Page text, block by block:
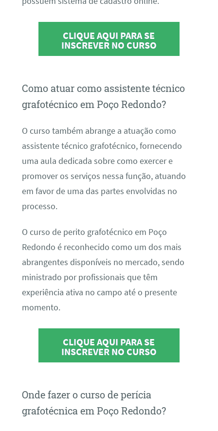
CLIQUE AQUI PARA SE
INSCREVER NO CURSO
Como atuar como assistente técnico
grafotécnico em Poço Redondo?
O curso também abrange a atuação como
assistente técnico grafotécnico, fornecendo
uma aula dedicada sobre como exercer e
promover os serviços nessa função, atuando
em favor de uma das partes envolvidas no
processo.
O curso de perito grafotécnico em Poço
Redondo é reconhecido como um dos mais
abrangentes disponíveis no mercado, sendo
ministrado por profissionais que têm
experiência ativa no campo até o presente
momento.
CLIQUE AQUI PARA SE
INSCREVER NO CURSO
Onde fazer o curso de perícia
grafotécnica em Poço Redondo?